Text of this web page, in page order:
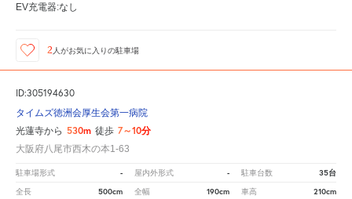
EV充電器:なし
2 人がお気に入りの駐車場
ID:305194630
タイムズ徳洲会厚生会第一病院
光蓮寺から 530m 徒歩 7～10分
大阪府八尾市西木の本1-63
駐車場形式 - 屋内外形式 - 駐車台数 35台
全長 500cm 全幅 190cm 車高 210cm